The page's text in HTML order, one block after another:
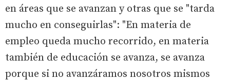
en áreas que se avanzan y otras que se "tarda
mucho en conseguirlas": "En materia de
empleo queda mucho recorrido, en materia
también de educación se avanza, se avanza
porque si no avanzáramos nosotros mismos